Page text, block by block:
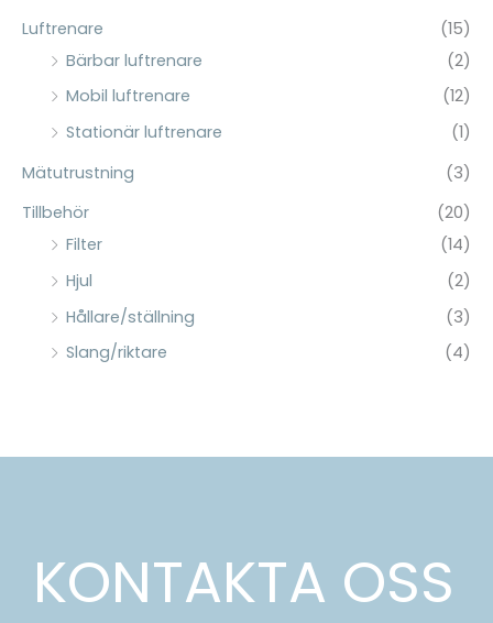
t
Luftrenare
(15)
Bärbar luftrenare
(2)
Mobil luftrenare
(12)
Stationär luftrenare
(1)
Mätutrustning
(3)
Tillbehör
(20)
Filter
(14)
Hjul
(2)
Hållare/ställning
(3)
Slang/riktare
(4)
KONTAKTA OSS